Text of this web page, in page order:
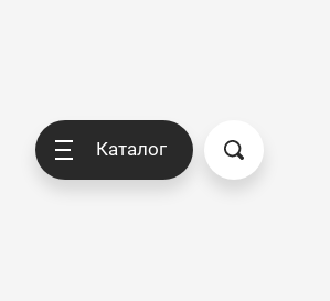
Каталог